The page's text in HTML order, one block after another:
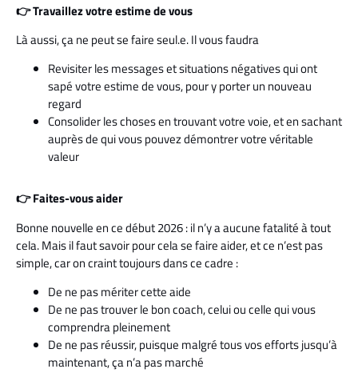
👉 Travaillez votre estime de vous
Là aussi, ça ne peut se faire seul.e. Il vous faudra
Revisiter les messages et situations négatives qui ont
sapé votre estime de vous, pour y porter un nouveau
regard
Consolider les choses en trouvant votre voie, et en sachant
auprès de qui vous pouvez démontrer votre véritable
valeur
👉 Faites-vous aider
Bonne nouvelle en ce début 2026 : il n’y a aucune fatalité à tout
cela. Mais il faut savoir pour cela se faire aider, et ce n’est pas
simple, car on craint toujours dans ce cadre :
De ne pas mériter cette aide
De ne pas trouver le bon coach, celui ou celle qui vous
comprendra pleinement
De ne pas réussir, puisque malgré tous vos efforts jusqu’à
maintenant, ça n’a pas marché